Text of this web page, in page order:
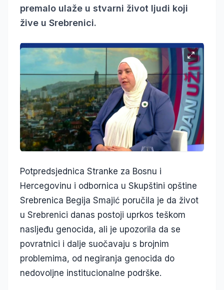
premalo ulaže u stvarni život ljudi koji
žive u Srebrenici.
Potpredsjednica Stranke za Bosnu i
Hercegovinu i odbornica u Skupštini opštine
Srebrenica Begija Smajić poručila je da život
u Srebrenici danas postoji uprkos teškom
nasljeđu genocida, ali je upozorila da se
povratnici i dalje suočavaju s brojnim
problemima, od negiranja genocida do
nedovoljne institucionalne podrške.